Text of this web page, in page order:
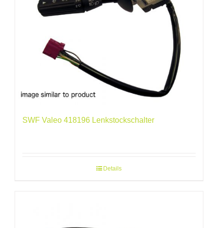
SWF Valeo 418196 Lenkstockschalter
Details